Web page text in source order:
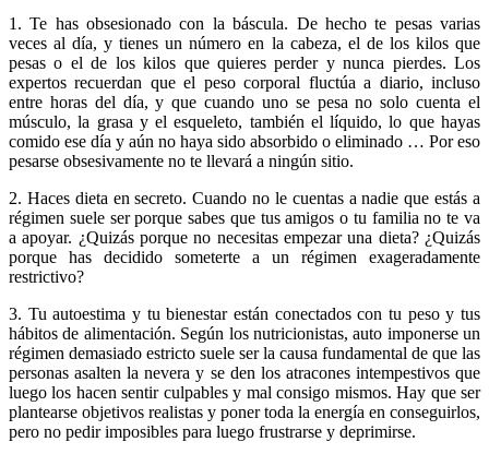
1. Te has obsesionado con la báscula. De hecho te pesas varias
veces al día, y tienes un número en la cabeza, el de los kilos que
pesas o el de los kilos que quieres perder y nunca pierdes. Los
expertos recuerdan que el peso corporal fluctúa a diario, incluso
entre horas del día, y que cuando uno se pesa no solo cuenta el
músculo, la grasa y el esqueleto, también el líquido, lo que hayas
comido ese día y aún no haya sido absorbido o eliminado … Por eso
pesarse obsesivamente no te llevará a ningún sitio.
2. Haces dieta en secreto. Cuando no le cuentas a nadie que estás a
régimen suele ser porque sabes que tus amigos o tu familia no te va
a apoyar. ¿Quizás porque no necesitas empezar una dieta? ¿Quizás
porque has decidido someterte a un régimen exageradamente
restrictivo?
3. Tu autoestima y tu bienestar están conectados con tu peso y tus
hábitos de alimentación. Según los nutricionistas, auto imponerse un
régimen demasiado estricto suele ser la causa fundamental de que las
personas asalten la nevera y se den los atracones intempestivos que
luego los hacen sentir culpables y mal consigo mismos. Hay que ser
plantearse objetivos realistas y poner toda la energía en conseguirlos,
pero no pedir imposibles para luego frustrarse y deprimirse.